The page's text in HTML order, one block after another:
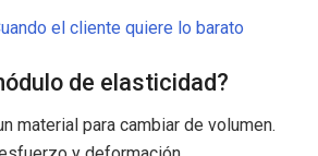
el cliente quiere lo barato
de elasticidad?
material para cambiar de volumen.